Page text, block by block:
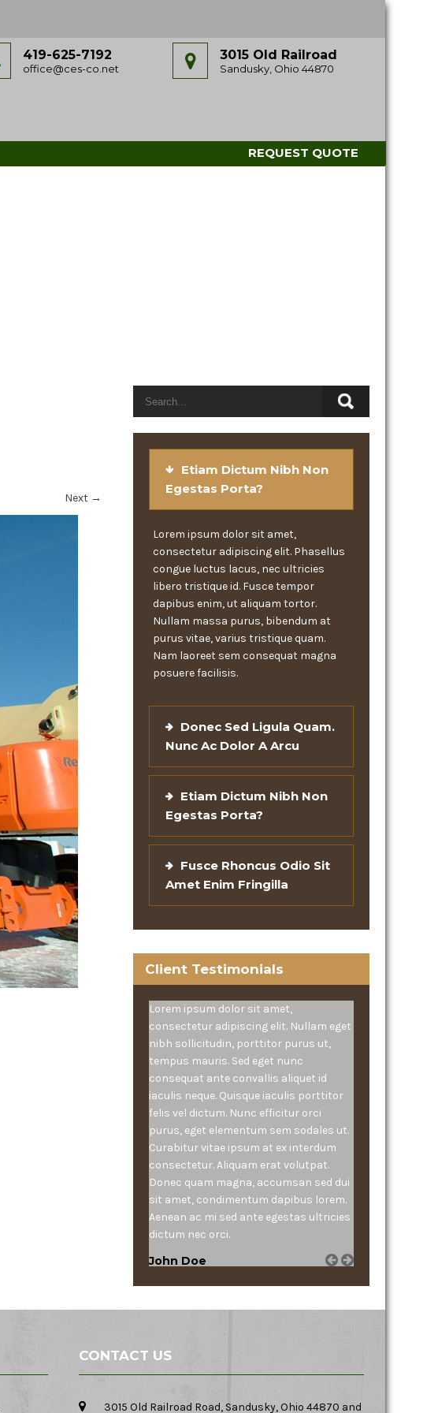
3015 Old Railroad
Sandusky, Ohio 44870
419-625-7192
office@ces-co.net
REQUEST QUOTE
Next →
Etiam Dictum Nibh Non
Egestas Porta?
Lorem ipsum dolor sit amet,
consectetur adipiscing elit. Phasellus
congue luctus lacus, nec ultricies
libero tristique id. Fusce tempor
dapibus enim, ut aliquam tortor.
Nullam massa purus, bibendum at
purus vitae, varius tristique quam.
Nam laoreet sem consequat magna
posuere facilisis.
Donec Sed Ligula Quam.
Nunc Ac Dolor A Arcu
Etiam Dictum Nibh Non
Egestas Porta?
Fusce Rhoncus Odio Sit
Amet Enim Fringilla
Client Testimonials
Lorem ipsum dolor sit amet,
consectetur adipiscing elit. Nullam eget
nibh sollicitudin, porttitor purus ut,
tempus mauris. Sed eget nunc
consequat ante convallis aliquet id
iaculis neque. Quisque iaculis porttitor
felis vel dictum. Nunc efficitur orci
purus, eget elementum sem sodales ut.
Curabitur vitae ipsum at ex interdum
consectetur. Aliquam erat volutpat.
Donec quam magna, accumsan sed dui
sit amet, condimentum dapibus lorem.
Aenean ac mi sed ante egestas ultricies
dictum nec orci.
John Doe
CONTACT US
3015 Old Railroad Road, Sandusky, Ohio 44870 and